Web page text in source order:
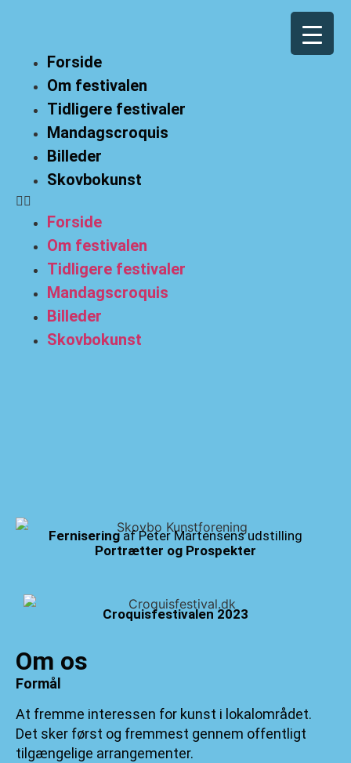
Forside
Om festivalen
Tidligere festivaler
Mandagscroquis
Billeder
Skovbokunst
Forside
Om festivalen
Tidligere festivaler
Mandagscroquis
Billeder
Skovbokunst
Ferniseringaf Peter Martensens udstilling
Portrætter og Prospekter
Croquisfestivalen 2023
Om os
Formål
At fremme interessen for kunst i lokalområdet.
Det sker først og fremmest gennem offentligt
tilgængelige arrangementer.